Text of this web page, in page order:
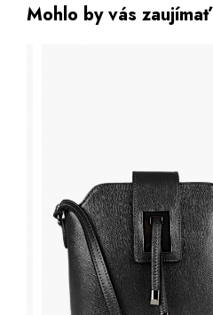
Mohlo by vás zaujímať